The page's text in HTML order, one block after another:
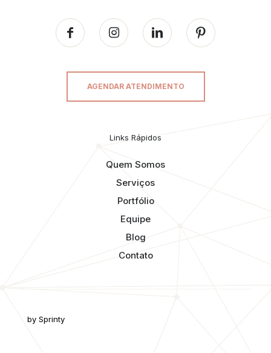
AGENDAR ATENDIMENTO
Links Rápidos
Quem Somos
Serviços
Portfólio
Equipe
Blog
Contato
by Sprinty